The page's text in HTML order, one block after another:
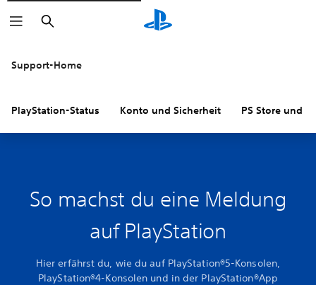
Suchen
Support-Home
PlayStation-Status Konto und Sicherheit PS Store und
So machst du eine Meldung
auf PlayStation
Hier erfährst du, wie du auf PlayStation®5-Konsolen,
PlayStation®4-Konsolen und in der PlayStation®App